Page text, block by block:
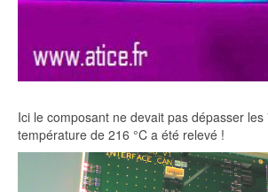
Ici le composant ne devait pas dépasser les
température de 216 °C a été relevé !